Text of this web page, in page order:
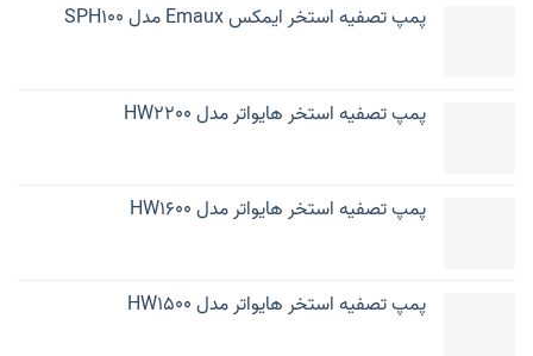
پمپ تصفیه استخر ایمکس Emaux مدل SPH100
پمپ تصفیه استخر هایواتر مدل HW2200
پمپ تصفیه استخر هایواتر مدل HW1600
پمپ تصفیه استخر هایواتر مدل HW1500